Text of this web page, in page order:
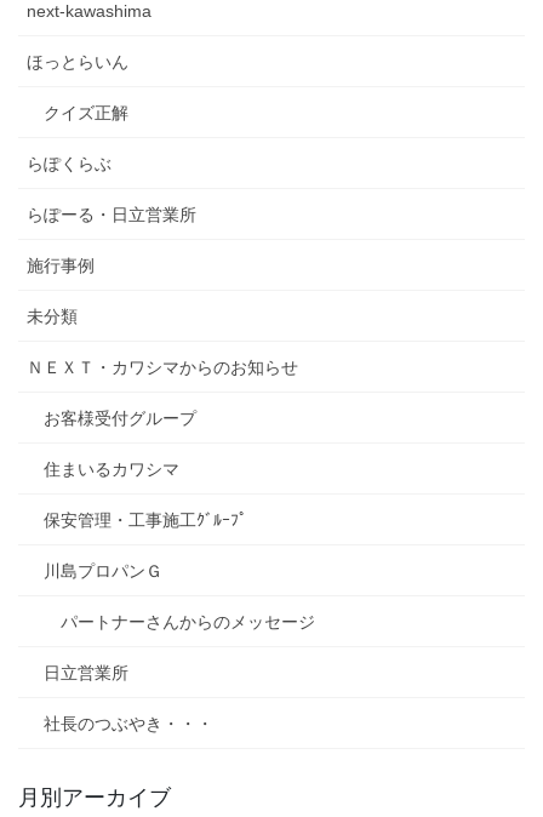
next-kawashima
ほっとらいん
クイズ正解
らぽくらぶ
らぽーる・日立営業所
施行事例
未分類
ＮＥＸＴ・カワシマからのお知らせ
お客様受付グループ
住まいるカワシマ
保安管理・工事施工ｸﾞﾙｰﾌﾟ
川島プロパンＧ
パートナーさんからのメッセージ
日立営業所
社長のつぶやき・・・
月別アーカイブ